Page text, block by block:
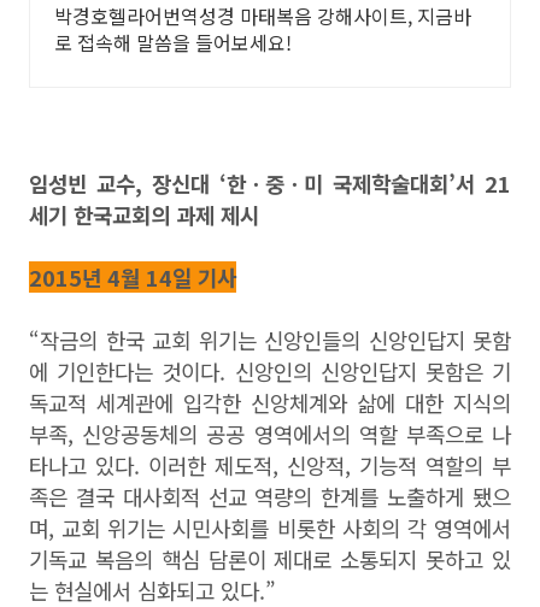
박경호헬라어번역성경 마태복음 강해사이트, 지금바
로 접속해 말씀을 들어보세요!
임성빈 교수, 장신대 ‘한ㆍ중ㆍ미 국제학술대회’서 21
세기 한국교회의 과제 제시
2015년 4월 14일 기사
“작금의 한국 교회 위기는 신앙인들의 신앙인답지 못함
에 기인한다는 것이다. 신앙인의 신앙인답지 못함은 기
독교적 세계관에 입각한 신앙체계와 삶에 대한 지식의
부족, 신앙공동체의 공공 영역에서의 역할 부족으로 나
타나고 있다. 이러한 제도적, 신앙적, 기능적 역할의 부
족은 결국 대사회적 선교 역량의 한계를 노출하게 됐으
며, 교회 위기는 시민사회를 비롯한 사회의 각 영역에서
기독교 복음의 핵심 담론이 제대로 소통되지 못하고 있
는 현실에서 심화되고 있다.”